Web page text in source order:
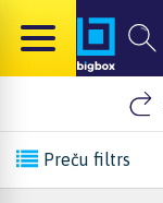
Preču filtrs